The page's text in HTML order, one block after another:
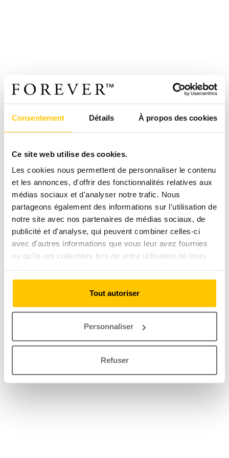
Consentement Détails À propos des cookies
Ce site web utilise des cookies.
Les cookies nous permettent de personnaliser le contenu
et les annonces, d'offrir des fonctionnalités relatives aux
médias sociaux et d'analyser notre trafic. Nous
partageons également des informations sur l'utilisation de
notre site avec nos partenaires de médias sociaux, de
publicité et d'analyse, qui peuvent combiner celles-ci
avec d'autres informations que vous leur avez fournies
ou qu'ils ont collectées lors de votre utilisation de leurs
Tout autoriser
Personnaliser
Refuser